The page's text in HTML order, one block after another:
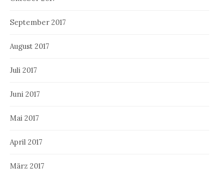
September 2017
August 2017
Juli 2017
Juni 2017
Mai 2017
April 2017
März 2017